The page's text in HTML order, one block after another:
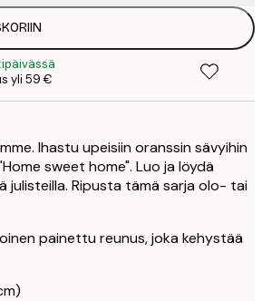
yli 59 €
Ihastu upeisiin oranssin sävyihin
sweet home". Luo ja löydä
julisteilla. Ripusta tämä sarja olo- tai
painettu reunus, joka kehystää